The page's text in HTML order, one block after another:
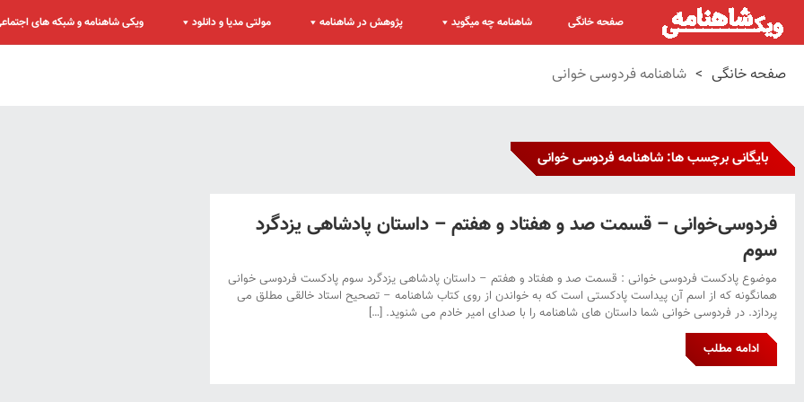
صفحه خانگی شاهنامه چه میگوید پژوهش در شاهنامه مولتی مدیا و دانلود ویکی شاهنامه و شبکه های
صفحه خانگی > شاهنامه فردوسی خوانی
بایگانی برچسب ها: شاهنامه فردوسی خوانی
فردوسی‌خوانی – قسمت صد و هفتاد و هفتم – داستان پادشاهی یزدگرد
سوم
موضوع پادکست فردوسی خوانی : قسمت صد و هفتاد و هفتم – داستان پادشاهی یزدگرد سوم پادکست فردوسی خوانی
همانگونه که از اسم آن پیداست پادکستی است که به خواندن از روی کتاب شاهنامه – تصحیح استاد خالقی مطلق می
پردازد. در فردوسی خوانی شما داستان های شاهنامه را با صدای امیر خادم می شنوید. […]
ادامه مطلب